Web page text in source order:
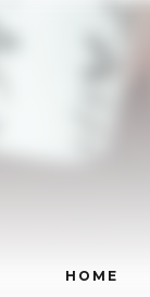
HOME